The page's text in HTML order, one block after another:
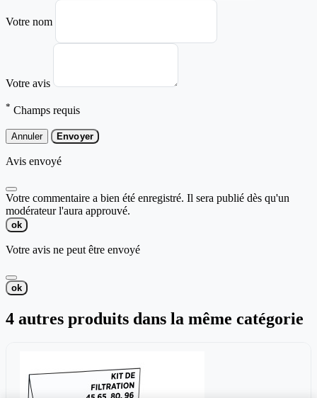
Votre nom
Votre avis
* Champs requis
Annuler Envoyer
Avis envoyé
Votre commentaire a bien été enregistré. Il sera publié dès qu'un
modérateur l'aura approuvé.
ok
Votre avis ne peut être envoyé
ok
4 autres produits dans la même catégorie